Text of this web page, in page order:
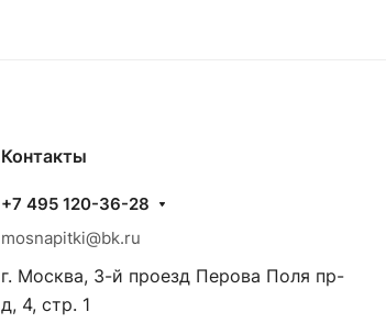
Контакты
+7 495 120-36-28
mosnapitki@bk.ru
г. Москва, 3-й проезд Перова Поля пр-
д, 4, стр. 1